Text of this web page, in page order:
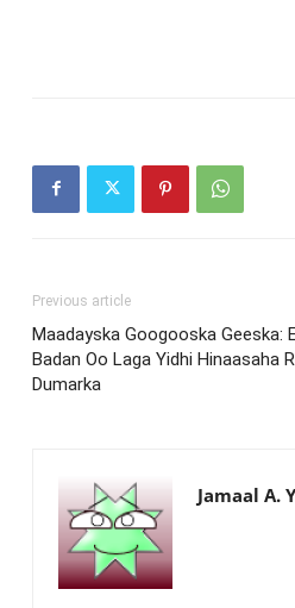
Previous article
Maadayska Googooska Geeska:
Badan Oo Laga Yidhi Hinaasaha
Dumarka
Jamaal A.